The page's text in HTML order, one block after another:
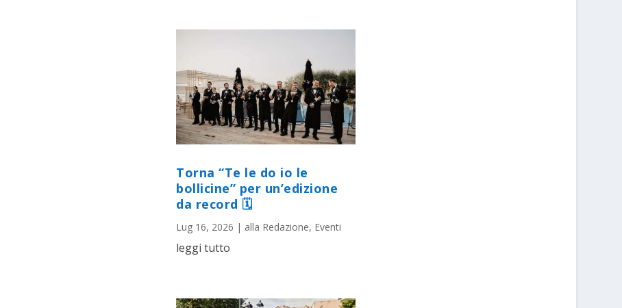
Torna “Te le do io le
bollicine” per un’edizione
da record 🗓
Lug 16, 2026 | alla Redazione, Eventi
leggi tutto